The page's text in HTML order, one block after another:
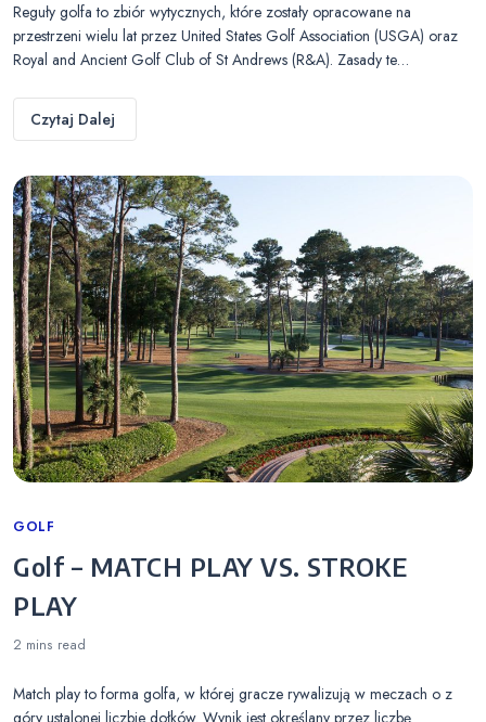
Reguły golfa to zbiór wytycznych, które zostały opracowane na
przestrzeni wielu lat przez United States Golf Association (USGA) oraz
Royal and Ancient Golf Club of St Andrews (R&A). Zasady te…
Czytaj Dalej
Categories
GOLF
Golf – MATCH PLAY VS. STROKE
PLAY
2 mins read
Match play to forma golfa, w której gracze rywalizują w meczach o z
góry ustalonej liczbie dołków. Wynik jest określany przez liczbę